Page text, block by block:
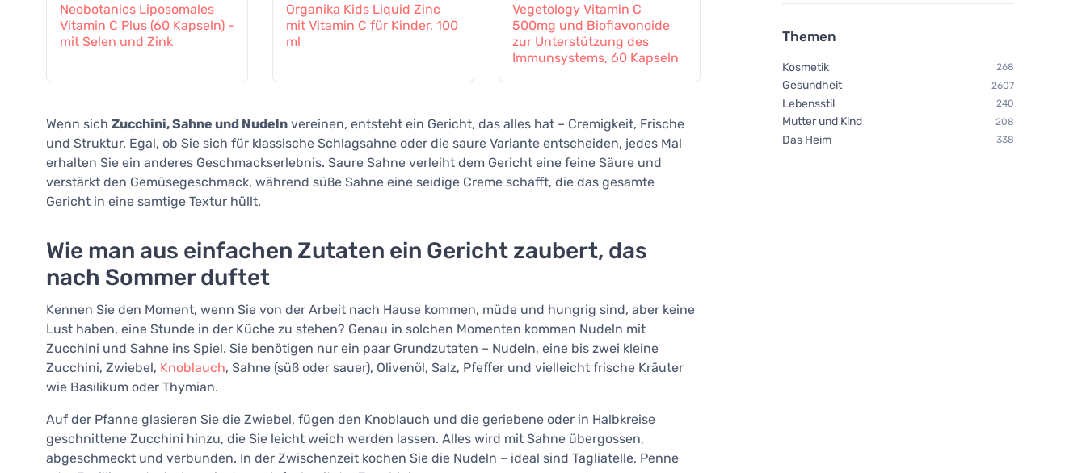
Neobotanics Liposomales
Vitamin C Plus (60 Kapseln) -
mit Selen und Zink
Organika Kids Liquid Zinc
mit Vitamin C für Kinder, 100
ml
Vegetology Vitamin C
500mg und Bioflavonoide
zur Unterstützung des
Immunsystems, 60 Kapseln
Neobotanics Lipo C mit
hochwirksame Form
Vegetology Opti3
Wenn sich Zucchini, Sahne und Nudeln vereinen, entsteht ein Gericht, das alles hat – Cremigkeit, Frische
und Struktur. Egal, ob Sie sich für klassische Schlagsahne oder die saure Variante entscheiden, jedes Mal
erhalten Sie ein anderes Geschmackserlebnis. Saure Sahne verleiht dem Gericht eine feine Säure und
verstärkt den Gemüsegeschmack, während süße Sahne eine seidige Creme schafft, die das gesamte
Gericht in eine samtige Textur hüllt.
Wie man aus einfachen Zutaten ein Gericht zaubert, das
nach Sommer duftet
Kennen Sie den Moment, wenn Sie von der Arbeit nach Hause kommen, müde und hungrig sind, aber keine
Lust haben, eine Stunde in der Küche zu stehen? Genau in solchen Momenten kommen Nudeln mit
Zucchini und Sahne ins Spiel. Sie benötigen nur ein paar Grundzutaten – Nudeln, eine bis zwei kleine
Zucchini, Zwiebel, Knoblauch, Sahne (süß oder sauer), Olivenöl, Salz, Pfeffer und vielleicht frische Kräuter
wie Basilikum oder Thymian.
Auf der Pfanne glasieren Sie die Zwiebel, fügen den Knoblauch und die geriebene oder in Halbkreise
geschnittene Zucchini hinzu, die Sie leicht weich werden lassen. Alles wird mit Sahne übergossen,
abgeschmeckt und verbunden. In der Zwischenzeit kochen Sie die Nudeln – ideal sind Tagliatelle, Penne
Themen
Kosmetik 268
Gesundheit 2607
Lebensstil 240
Mutter und Kind 208
Das Heim 338